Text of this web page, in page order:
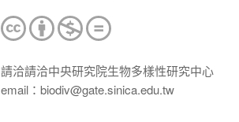
請洽請洽中央研究院生物多樣性研究中心
email：biodiv@gate.sinica.edu.tw